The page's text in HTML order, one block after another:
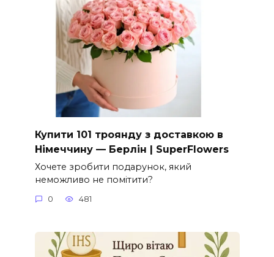
Купити 101 троянду з доставкою в
Німеччину — Берлін | SuperFlowers
Хочете зробити подарунок, який
неможливо не помітити?
0 481